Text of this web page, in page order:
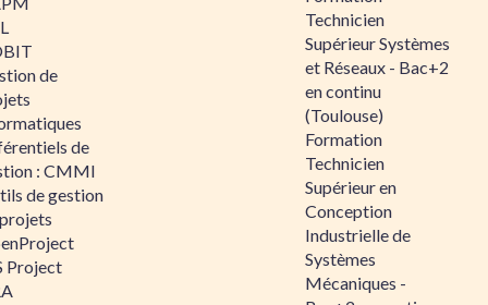
de
de
: CMMI
de gestion
Project
Technicien
Supérieur Systèmes
et Réseaux - Bac+2
en continu
(Toulouse)
Formation
Technicien
Supérieur en
Conception
Industrielle de
Systèmes
Mécaniques -